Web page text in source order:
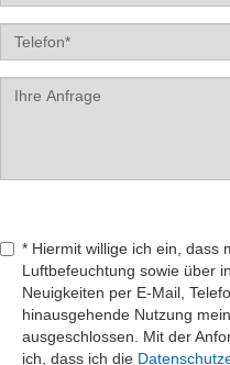
Tel
Label
* Hiermit willige ich ein, dass
Luftbefeuchtung sowie über
Neuigkeiten per E-Mail,
hinausgehende Nutzung
ausgeschlossen. Mit der
ich, dass ich die